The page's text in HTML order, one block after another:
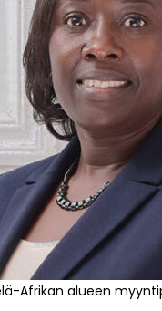
Afrikan alueen